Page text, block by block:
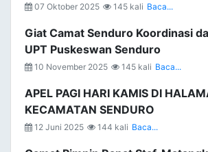
07 Oktober 2025 145 kali Baca...
Giat Camat Senduro Koordinasi
UPT Puskeswan Senduro
10 November 2025 145 kali Baca...
APEL PAGI HARI KAMIS DI
KECAMATAN SENDURO
12 Juni 2025 144 kali Baca...